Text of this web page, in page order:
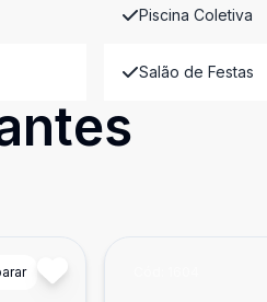
Piscina Coletiva
Salão de Festas